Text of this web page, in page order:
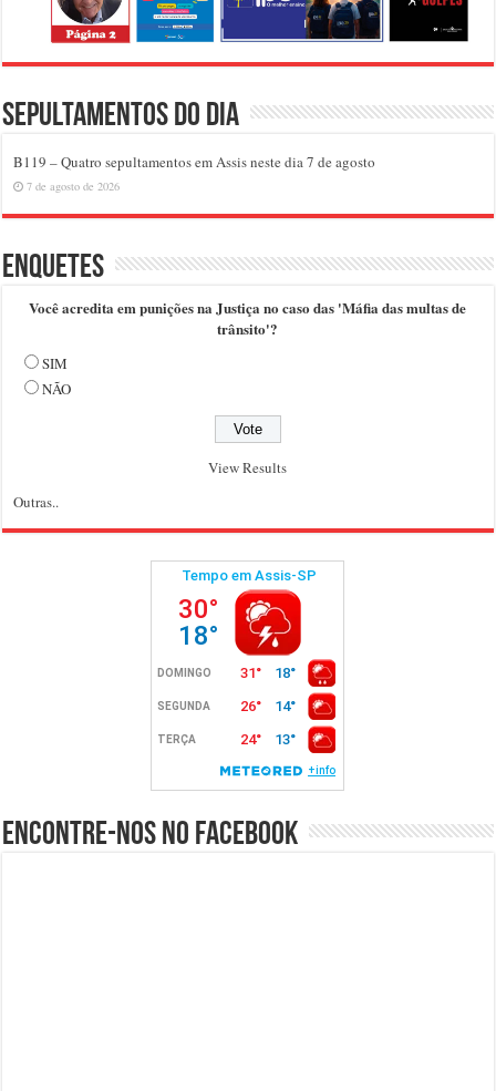
Sepultamentos do dia
B119 – Quatro sepultamentos em Assis neste dia 7 de agosto
7 de agosto de 2026
Enquetes
Você acredita em punições na Justiça no caso das 'Máfia das multas de
trânsito'?
SIM
NÃO
View Results
Outras..
Encontre-nos no Facebook